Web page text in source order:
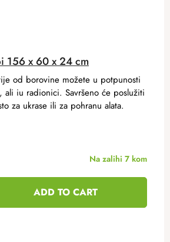
156 x 60 x 24 cm
Na zalihi 7 kom
ADD TO CART
od borovine možete u potpunosti
ali iu radionici. Savršeno će poslužiti
za ukrase ili za pohranu alata.